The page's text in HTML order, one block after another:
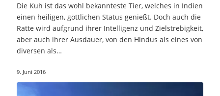
Die Kuh ist das wohl bekannteste Tier, welches in Indien
einen heiligen, göttlichen Status genießt. Doch auch die
Ratte wird aufgrund ihrer Intelligenz und Zielstrebigkeit,
aber auch ihrer Ausdauer, von den Hindus als eines von
diversen als…
9. Juni 2016